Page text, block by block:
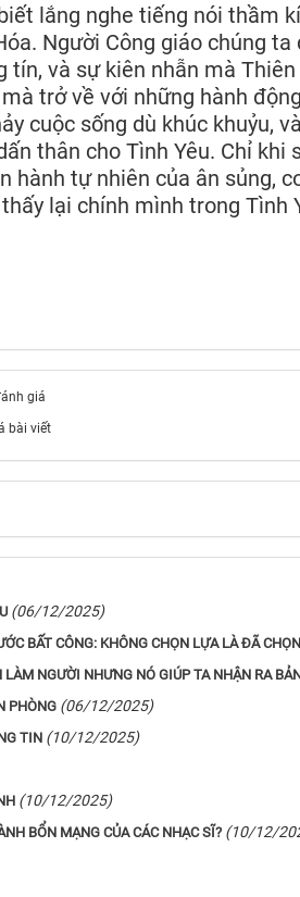
lắng nghe tiếng nói thầm
Người Công giáo chúng
tín, và sự kiên nhẫn mà
trở về với những hành
cuộc sống dù khúc khuỷu,
thân cho Tình Yêu. Chỉ
hành tự nhiên của ân sủng,
lại chính mình trong Tình
giá
bài viết
(06/12/2025)
BẤT CÔNG: KHÔNG CHỌN LỰA LÀ ĐÃ CHỌN
NGƯỜI NHƯNG NÓ GIÚP TA NHẬN RA
PHÒNG (06/12/2025)
TIN (10/12/2025)
(10/12/2025)
BỔN MẠNG CỦA CÁC NHẠC SĨ? (10/12/